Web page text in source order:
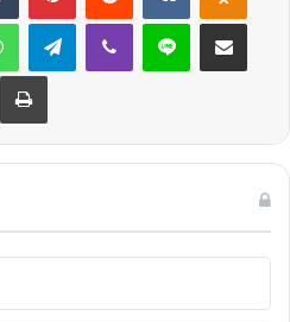
WhatsAppTelegramViber Line E-Posta ile
Yazdır